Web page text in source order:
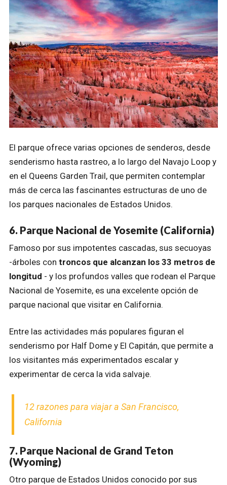
El parque ofrece varias opciones de senderos, desde
senderismo hasta rastreo, a lo largo del Navajo Loop y
en el Queens Garden Trail, que permiten contemplar
más de cerca las fascinantes estructuras de uno de
los parques nacionales de Estados Unidos.
6. Parque Nacional de Yosemite (California)
Famoso por sus impotentes cascadas, sus secuoyas
-árboles con troncos que alcanzan los 33 metros de
longitud - y los profundos valles que rodean el Parque
Nacional de Yosemite, es una excelente opción de
parque nacional que visitar en California.
Entre las actividades más populares figuran el
senderismo por Half Dome y El Capitán, que permite a
los visitantes más experimentados escalar y
experimentar de cerca la vida salvaje.
12 razones para viajar a San Francisco,
California
7. Parque Nacional de Grand Teton
(Wyoming)
Otro parque de Estados Unidos conocido por sus